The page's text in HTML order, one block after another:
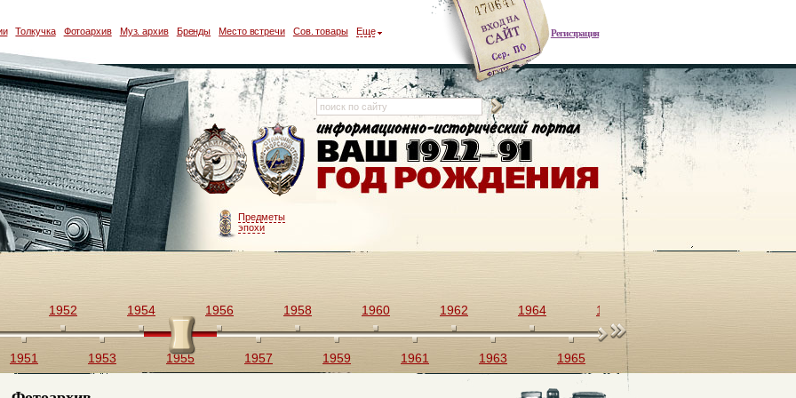
Регистрация
Толкучка Фотоархив Муз. архив Бренды Место встречи Сов. товары Еще
Предметы
эпохи
1951
1952
1953
1954
1955
1956
1957
1958
1959
1960
1961
1962
1963
1964
1965
1966